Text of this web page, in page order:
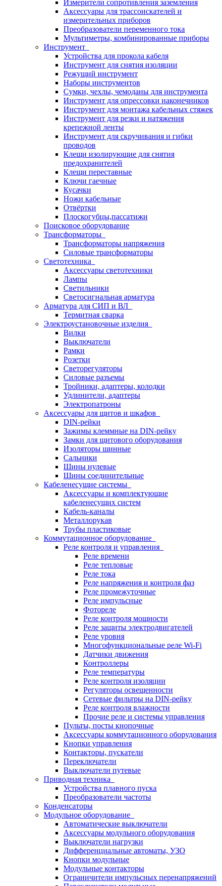
Измерители сопротивления заземления
Аксессуары для трассоискателей и
измерительных приборов
Преобразователи переменного тока
Мультиметры, комбинированные приборы
Инструмент
Устройства для прокола кабеля
Инструмент для снятия изоляции
Режущий инструмент
Наборы инструментов
Сумки, чехлы, чемоданы для инструмента
Инструмент для опрессовки наконечников
Инструмент для монтажа кабельных стяжек
Инструмент для резки и натяжения
крепежной ленты
Инструмент для скручивания и гибки
проводов
Клещи изолирующие для снятия
предохранителей
Клещи переставные
Ключи гаечные
Кусачки
Ножи кабельные
Отвёртки
Плоскогубцы,пассатижи
Поисковое оборудование
Трансформаторы
Трансформаторы напряжения
Силовые трансформаторы
Светотехника
Аксессуары светотехники
Лампы
Светильники
Светосигнальная арматура
Арматура для СИП и ВЛ
Термитная сварка
Электроустановочные изделия
Вилки
Выключатели
Рамки
Розетки
Светорегуляторы
Силовые разъемы
Тройники, адаптеры, колодки
Удлинители, адаптеры
Электропатроны
Аксессуары для щитов и шкафов
DIN-рейки
Зажимы клеммные на DIN-рейку
Замки для щитового оборудования
Изоляторы шинные
Сальники
Шины нулевые
Шины соединительные
Кабеленесущие системы
Аксессуары и комплектующие
кабеленесущих систем
Кабель-каналы
Металлорукав
Трубы пластиковые
Коммутационное оборудование
Реле контроля и управления
Реле времени
Реле тепловые
Реле тока
Реле напряжения и контроля фаз
Реле промежуточные
Реле импульсные
Фотореле
Реле контроля мощности
Реле защиты электродвигателей
Реле уровня
Многофункциональные реле Wi-Fi
Датчики движения
Контроллеры
Реле температуры
Реле контроля изоляции
Регуляторы освещенности
Сетевые фильтры на DIN-рейку
Реле контроля влажности
Прочие реле и системы управления
Пульты, посты кнопочные
Аксессуары коммутационного оборудования
Кнопки управления
Контакторы, пускатели
Переключатели
Выключатели путевые
Приводная техника
Устройства плавного пуска
Преобразователи частоты
Конденсаторы
Модульное оборудование
Автоматические выключатели
Аксессуары модульного оборудования
Выключатели нагрузки
Дифференциальные автоматы, УЗО
Кнопки модульные
Модульные контакторы
Ограничители импульсных перенапряжений